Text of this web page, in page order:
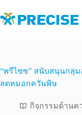
to
content
“พรีไซซ” สนับสนุนกลุ่ม
ลดหมอกควันพิษ
กิจกรรมด้านค